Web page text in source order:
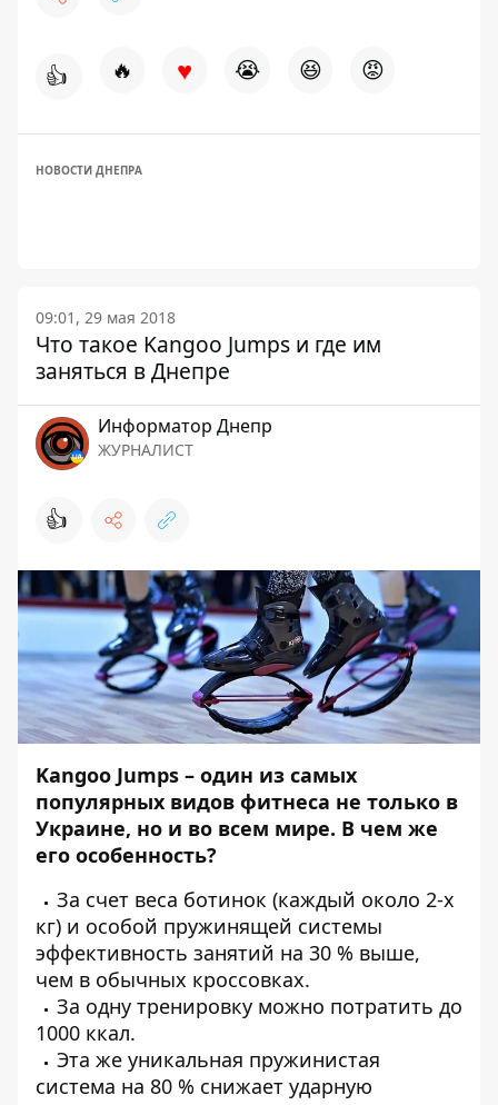
👍 🔥 ♥ 😭 😆 😡
НОВОСТИ ДНЕПРА
09:01, 29 мая 2018
Что такое Kangoo Jumps и где им
заняться в Днепре
Информатор Днепр
ЖУРНАЛИСТ
👍
Kangoo Jumps – один из самых
популярных видов фитнеса не только в
Украине, но и во всем мире. В чем же
его особенность?
За счет веса ботинок (каждый около 2-х
кг) и особой пружинящей системы
эффективность занятий на 30 % выше,
чем в обычных кроссовках.
За одну тренировку можно потратить до
1000 ккал.
Эта же уникальная пружинистая
система на 80 % снижает ударную